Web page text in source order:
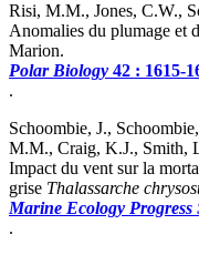
Risi, M.M., Jones, C.W.,
Anomalies du plumage et
Marion.
Polar Biology 42 : 1615-
.
Schoombie, J.,
M.M., Craig, K.J., Smith,
Impact du vent sur la
grise Thalassarche
Marine Ecology Progress
.